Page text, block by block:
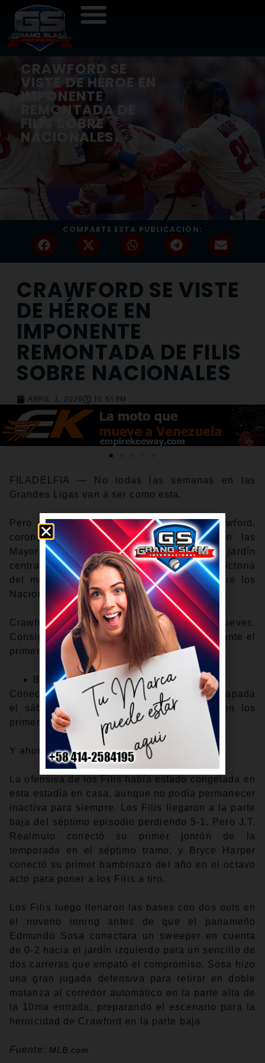
CRAWFORD SE
VISTE DE HÉROE EN
IMPONENTE
REMONTADA DE
FILIS SOBRE
NACIONALES
COMPARTE ESTA PUBLICACIÓN:
CRAWFORD SE VISTE
DE HÉROE EN
IMPONENTE
REMONTADA DE FILIS
SOBRE NACIONALES
ABRIL 1, 2026 10:51 PM
FILADELFIA — No todas las semanas en las
Grandes Ligas van a ser como esta.
Pero el novato de los Filis, Justin Crawford,
coronó una increíble primera semana en las
Mayores con un sencillo de oro hacia el jardín
central-derecho en el 10mo inning de la victoria
del miércoles por 6-5 en 10 entradas sobre los
Nacionales en el Citizens Bank Park.
Crawford hizo su debut en MLB el jueves.
Consiguió un hit en su primer turno al bate ante el
primer pitcheo que vio en las Grandes Ligas.
Boxscore
Conectó dos hits ese día, hizo una gran atrapada
el sábado y ha jugado bien en general en los
primeros seis encuentros de la temporada.
Y ahora, se convirtió en héroe.
La ofensiva de los Filis había estado congelada en
esta estadía en casa, aunque no podía permanecer
inactiva para siempre. Los Filis llegaron a la parte
baja del séptimo episodio perdiendo 5-1. Pero J.T.
Realmuto conectó su primer jonrón de la
temporada en el séptimo tramo, y Bryce Harper
conectó su primer bambinazo del año en el octavo
acto para poner a los Filis a tiro.
Los Filis luego llenaron las bases con dos outs en
el noveno inning antes de que el panameño
Edmundo Sosa conectara un sweeper en cuenta
de 0-2 hacia el jardín izquierdo para un sencillo de
dos carreras que empató el compromiso. Sosa hizo
una gran jugada defensiva para retirar en doble
matanza al corredor automático en la parte alta de
la 10ma entrada, preparando el escenario para la
heroicidad de Crawford en la parte baja.
Fuente: MLB.com